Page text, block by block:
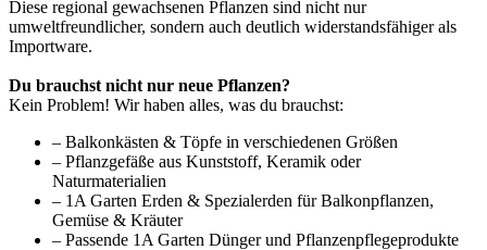
Diese regional gewachsenen Pflanzen sind nicht nur
umweltfreundlicher, sondern auch deutlich widerstandsfähiger als
Importware.
Du brauchst nicht nur neue Pflanzen?
Kein Problem! Wir haben alles, was du brauchst:
– Balkonkästen & Töpfe in verschiedenen Größen
– Pflanzgefäße aus Kunststoff, Keramik oder
Naturmaterialien
– 1A Garten Erden & Spezialerden für Balkonpflanzen,
Gemüse & Kräuter
– Passende 1A Garten Dünger und Pflanzenpflegeprodukte